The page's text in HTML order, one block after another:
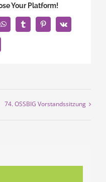
Your Platform!
WhatsAppTumblrPinterest
Vk
74. OSSBIG Vorstandssitzung